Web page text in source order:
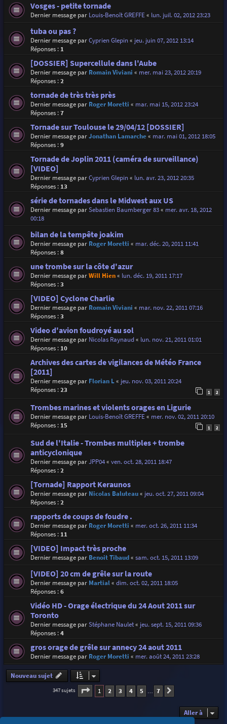
Vosges - petite tornade
Dernier message par Louis-Benoît GREFFE« lun. juil. 02, 2012 23:23
tuba ou pas ?
Dernier message parCyprien Glepin« jeu. juin 07, 2012 13:14
Réponses : 1
[DOSSIER] Supercellule dans l'Aube
Dernier message par Romain Viviani « mer. mai 23, 2012 20:19
Réponses :2
tornade de très très près
Dernier message par Roger Moretti « mar. mai 15, 2012 23:24
Réponses :7
Tornade sur Toulouse le 29/04/12 [DOSSIER]
Dernier message parJonathan Lamarche« mar. mai 01, 2012 18:05
Réponses :9
Tornade de Joplin 2011 (caméra de surveillance)
[VIDEO]
Dernier message parCyprien Glepin« lun. avr. 23, 2012 20:35
Réponses : 13
série de tornades dans le Midwest aux US
Dernier message parSebastien Baumberger 83« mer. avr. 18, 2012
00:18
bilan de la tempête joakim
Dernier message par Roger Moretti « mar. déc. 20, 2011 11:41
Réponses :8
une trombe sur la côte d'azur
Dernier message parWill Hien« lun. déc. 19, 2011 17:17
Réponses :3
[VIDEO] Cyclone Charlie
Dernier message par Romain Viviani « mar. nov. 22, 2011 07:16
Réponses :3
Video d'avion foudroyé au sol
Dernier message par Nicolas Raynaud« lun. nov. 21, 2011 01:01
Réponses : 10
Archives des cartes de vigilances de Météo France
[2011]
Dernier message par Florian L« jeu. nov. 03, 2011 20:24
Réponses :23 1 2
Trombes marines et violents orages en Ligurie
Dernier message par Louis-Benoît GREFFE« mer. nov. 02, 2011 20:10
Réponses : 15 1 2
Sud de l'Italie - Trombes multiples + trombe
anticyclonique
Dernier message parJPP04« ven. oct. 28, 2011 18:47
Réponses :2
[Tornade] Rapport Keraunos
Dernier message par Nicolas Baluteau« jeu. oct. 27, 2011 09:04
Réponses :2
rapports de coups de foudre .
Dernier message par Roger Moretti « mer. oct. 26, 2011 11:34
Réponses : 11
[VIDEO] Impact très proche
Dernier message par Benoit Tibaud« sam. oct. 15, 2011 13:09
[VIDEO] 20 cm de grêle sur la route
Dernier message par Martial« dim. oct. 02, 2011 18:05
Réponses :6
Vidéo HD - Orage électrique du 24 Aout 2011 sur
Toronto
Dernier message parStéphane Naulet« jeu. sept. 15, 2011 09:36
Réponses :4
gros orage de grêle sur annecy 24 aout 2011
Dernier message par Roger Moretti « mer. août 24, 2011 23:28
Nouveau sujet
347 sujets Page 1sur
1 2 3 4 5 … 7
Aller à